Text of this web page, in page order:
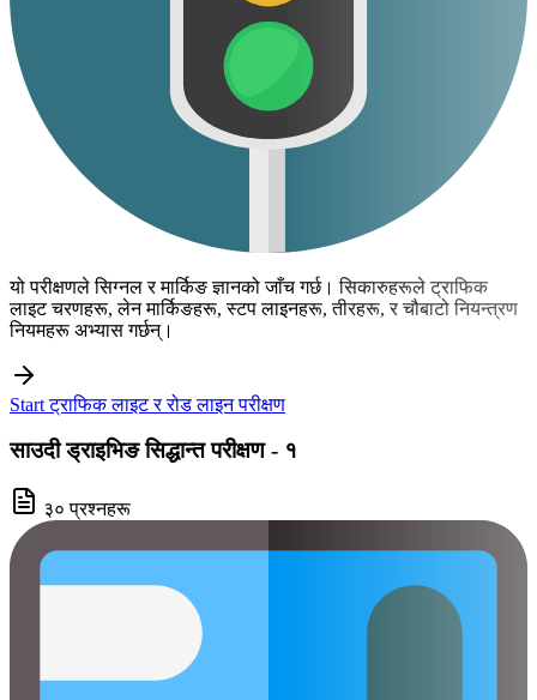
यो परीक्षणले सिग्नल र मार्किङ ज्ञानको जाँच गर्छ। सिकारुहरूले ट्राफिक
लाइट चरणहरू, लेन मार्किङहरू, स्टप लाइनहरू, तीरहरू, र चौबाटो नियन्त्रण
नियमहरू अभ्यास गर्छन्।
Start ट्राफिक लाइट र रोड लाइन परीक्षण
साउदी ड्राइभिङ सिद्धान्त परीक्षण - १
३० प्रश्नहरू